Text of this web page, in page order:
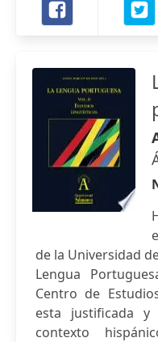
de la Universidad
Lengua
Centro de
esta justificada y
contexto